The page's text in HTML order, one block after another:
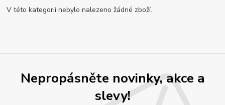
V této kategorii nebylo nalezeno žádné zboží.
Nepropásněte novinky, akce a
slevy!